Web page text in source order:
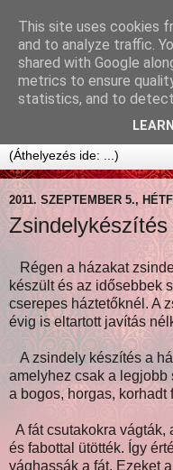
2011. SZEPTEMBER 5.,
Zsindelykészítés
Régen a házakat
készült és az idősebbek
cserepes háztetőknél. A
évig is eltartott javítás
A zsindely készítés a
amelyhez csak a
a bogos, horgas,
A fát csutakokra
és fabottal ütötték. Így
vághassák a fát. Ezeket
This site uses cookies
and to analyze traffic.
shared with Google
metrics to ensure
statistics, and to detect